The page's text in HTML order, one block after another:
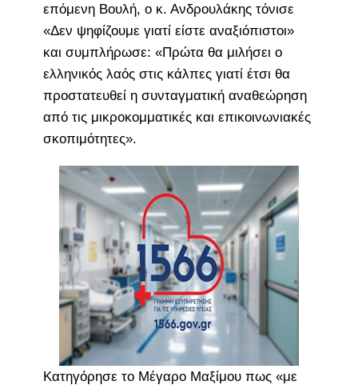
επόμενη Βουλή, ο κ. Ανδρουλάκης τόνισε
«Δεν ψηφίζουμε γιατί είστε αναξιόπιστοι»
και συμπλήρωσε: «Πρώτα θα μιλήσει ο
ελληνικός λαός στις κάλπες γιατί έτσι θα
προστατευθεί η συνταγματική αναθεώρηση
από τις μικροκομματικές και επικοινωνιακές
σκοπιμότητες».
Κατηγόρησε το Μέγαρο Μαξίμου πως «με